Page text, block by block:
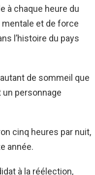
à chaque heure du
mentale et de force
l’histoire du pays
de sommeil que
un personnage
cinq heures par nuit,
année.
à la réélection,